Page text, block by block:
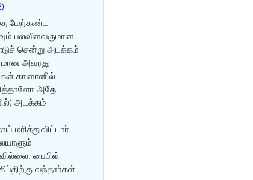
மேற்கண்ட
பலவீனவருமான
சென்று அடக்கம்
அவரது
கானானில்
அதே
அடக்கம்
மரித்துவிட்டார்.
பைபிள்
வந்தார்கள்